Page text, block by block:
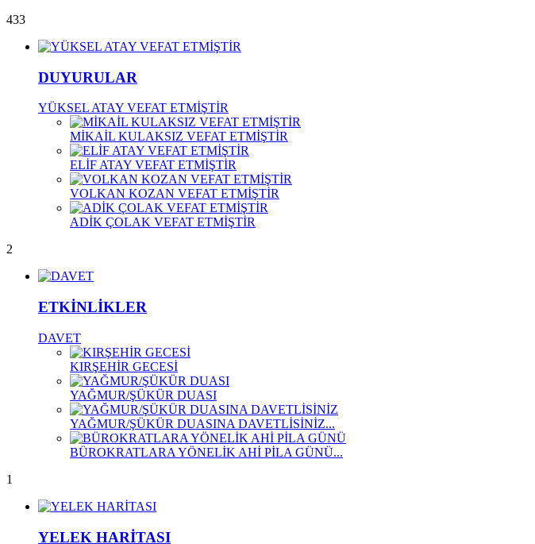
433
DUYURULAR
YÜKSEL ATAY VEFAT ETMİŞTİR
MİKAİL KULAKSIZ VEFAT ETMİŞTİR
ELİF ATAY VEFAT ETMİŞTİR
VOLKAN KOZAN VEFAT ETMİŞTİR
ADİK ÇOLAK VEFAT ETMİŞTİR
2
ETKİNLİKLER
DAVET
KIRŞEHİR GECESİ
YAĞMUR/ŞÜKÜR DUASI
YAĞMUR/ŞÜKÜR DUASINA DAVETLİSİNİZ...
BÜROKRATLARA YÖNELİK AHİ PİLA GÜNÜ...
1
YELEK HARİTASI